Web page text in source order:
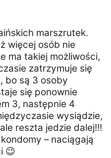
marszrutek.
więcej osób nie
ma takiej możliwości,
zatrzymuje się
bo są 3 osoby
się ponownie
3, następnie 4
wysiądzie,
reszta jedzie dalej!!!
– naciągają
😉